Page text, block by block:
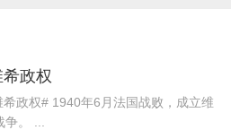
政权
政权# 1940年6月法国战败，成立维
。 ...